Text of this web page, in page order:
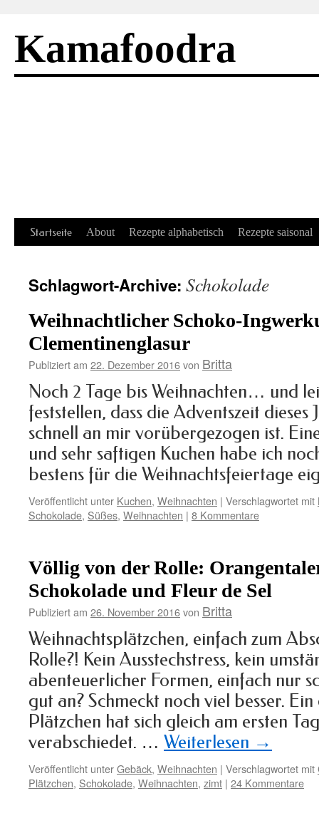
Kamafoodra
Springe
Inhalt
Startseite About Rezepte alphabetisch Rezepte saisonal
Schlagwort-Archive: Schokolade
Weihnachtlicher Schoko-
Clementinenglasur
Publiziert am 22. Dezember 2016von Britta
Noch 2 Tage bis Weihnachten… und
feststellen, dass die Adventszeit
schnell an mir vorübergezogen ist.
und sehr saftigen Kuchen habe ich
bestens für die Weihnachtsfeiertage
Veröffentlicht unter Kuchen, Weihnachten | Verschlagwortet mit
Schokolade, Süßes, Weihnachten | 8 Kommentare
Völlig von der Rolle:
Schokolade und Fleur de Sel
Publiziert am 26. November 2016von Britta
Weihnachtsplätzchen, einfach zum
Rolle?! Kein Ausstechstress, kein
abenteuerlicher Formen, einfach nur
gut an? Schmeckt noch viel besser.
Plätzchen hat sich gleich am ersten
verabschiedet. … Weiterlesen →
Veröffentlicht unterGebäck, Weihnachten | Verschlagwortet mit
Plätzchen, Schokolade, Weihnachten, zimt | 24 Kommentare